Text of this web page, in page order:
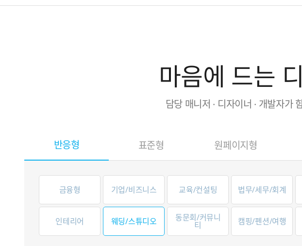
마음에 드는
담당 매니저 · 디자이너 · 개발자
반응형 표준형 원페이지형
금융형 기업/비즈니스 교육/컨설팅 법무/세무/회계
인테리어 웨딩/스튜디오 동문회/커뮤니
티 캠핑/펜션/여행